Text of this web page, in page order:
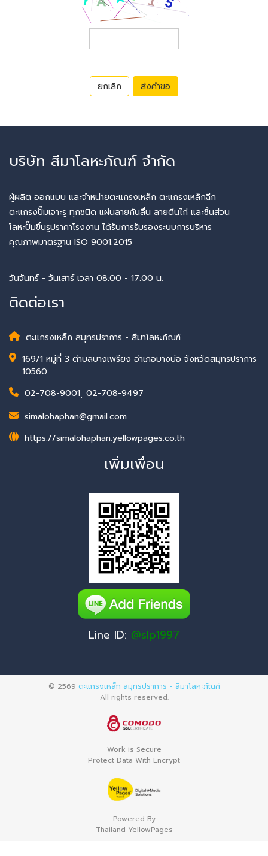
ยกเลิก ส่งคำขอ
บริษัท สีมาโลหะภัณฑ์ จำกัด
ผู้ผลิต ออกแบบ และจำหน่ายตะแกรงเหล็ก ตะแกรงเหล็กฉีก
ตะแกรงปั๊มเจาะรู ทุกชนิด แผ่นลายกันลื่น ลายตีนไก่ และชิ้นส่วน
โลหะปั๊มขึ้นรูปราคาโรงงาน ได้รับการรับรองระบบการบริหาร
คุณภาพมาตรฐาน ISO 9001:2015
วันจันทร์ - วันเสาร์ เวลา 08:00 - 17:00 น.
ติดต่อเรา
ตะแกรงเหล็ก สมุทรปราการ - สีมาโลหะภัณฑ์
169/1 หมู่ที่ 3 ตำบลบางเพรียง อำเภอบางบ่อ จังหวัดสมุทรปราการ
10560
02-708-9001, 02-708-9497
simalohaphan@gmail.com
https://simalohaphan.yellowpages.co.th
เพิ่มเพื่อน
Line ID: @slp1997
© 2569 ตะแกรงเหล็ก สมุทรปราการ - สีมาโลหะภัณฑ์
All rights reserved.
Work is Secure
Protect Data With Encrypt
Powered By
Thailand YellowPages